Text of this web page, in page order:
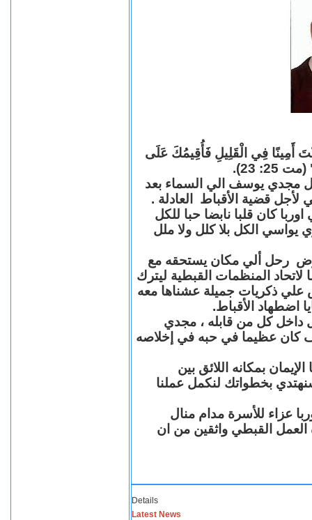
أَمِينًا فِي الْقَلِيلِ فَأُقِيمُكَ عَلَى
23).
مجدي يوسف الي السماء بعد
قضية الأقباط العادلة .
كان قلبا نابضا حبا للكل
يواسي الكل بلا كلل ولا ملل
رحل ألي مكان يستحقه مع
المنظمات القبطية ليترك
علي ذكريات جميلة عشناها معه
اضطهاد الأقباط.
داخل كل من قابله ، مجدي
عظيما في حبه في إخلاصه
بمكانه اللائق بين
بخطواتك لنكمل عملنا
عزاء للأسرة مدام منال
العمل القبطي واثقين من ان
Details
Latest News